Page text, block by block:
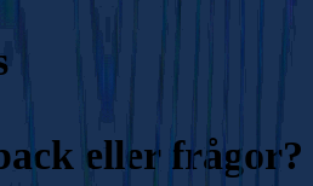
eller frågor?